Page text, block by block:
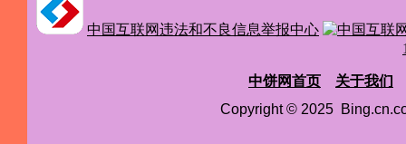
中国互联网违法和不良信息举报中心
中饼网首页
关于我们
Copyright © 2025